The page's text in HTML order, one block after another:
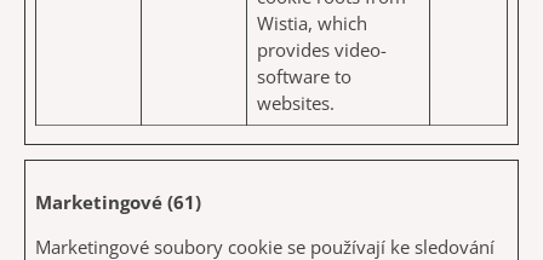
Wistia, which
provides video-
software to
websites.
Marketingové (61)
Marketingové soubory cookie se používají ke sledování